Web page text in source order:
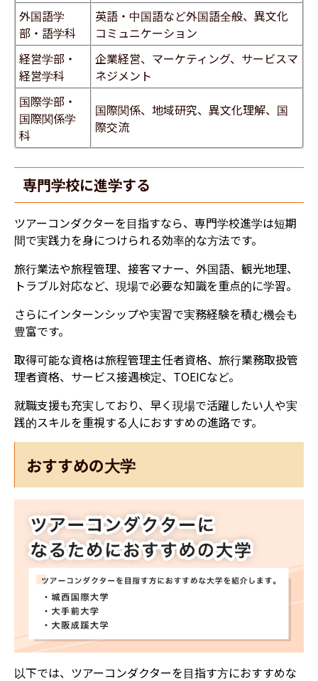
外国語学
部・語学科
英語・中国語など外国語全般、異文化
コミュニケーション
経営学部・
経営学科
企業経営、マーケティング、サービスマ
ネジメント
国際学部・
国際関係学
科
国際関係、地域研究、異文化理解、国
際交流
専門学校に進学する
ツアーコンダクターを目指すなら、専門学校進学は短期
間で実践力を身につけられる効率的な方法です。
旅行業法や旅程管理、接客マナー、外国語、観光地理、
トラブル対応など、現場で必要な知識を重点的に学習。
さらにインターンシップや実習で実務経験を積む機会も
豊富です。
取得可能な資格は旅程管理主任者資格、旅行業務取扱管
理者資格、サービス接遇検定、TOEICなど。
就職支援も充実しており、早く現場で活躍したい人や実
践的スキルを重視する人におすすめの進路です。
おすすめの大学
以下では、ツアーコンダクターを目指す方におすすめな